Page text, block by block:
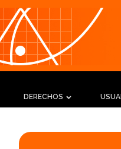
DERECHOS